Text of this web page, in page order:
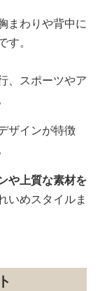
まわりや背中に
。
、スポーツやア
ザインが特徴
や上質な素材を
いめスタイルま